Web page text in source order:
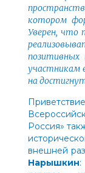
котором
Уверен, что
позитивных
участникам
на
Россия»
внешней
Нарышкин: